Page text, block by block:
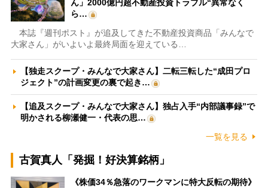
ん」2000億円超不動産投資トラブル“異常なく
ら…
本誌『週刊ポスト』が追及してきた不動産投資商品「みんなで
大家さん」がいよいよ最終局面を迎えている…
【独走スクープ・みんなで大家さん】二転三転した“成田プロ
ジェクト”の計画変更の裏で起き…
【追及スクープ・みんなで大家さん】独占入手“内部議事録”で
明かされる柳瀬健一・代表の思…
一覧を見る
古賀真人「発掘！好決算銘柄」
《株価34％急落のワークマンに特大反転の期待》